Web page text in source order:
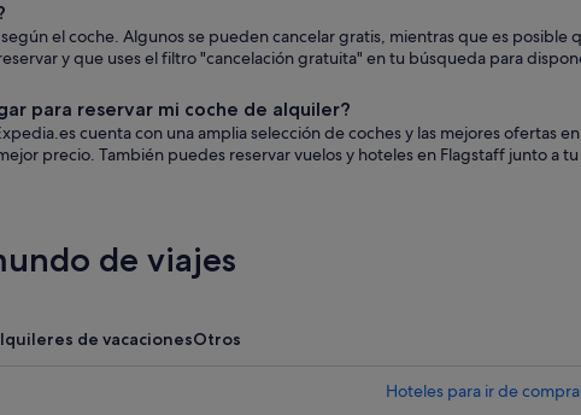
el coche. Algunos se pueden cancelar gratis, mientras que es
y que uses el filtro "cancelación gratuita" en tu búsqueda para
para reservar mi coche de alquiler?
cuenta con una amplia selección de coches y las mejores ofertas
precio. También puedes reservar vuelos y hoteles en Flagstaff junto a
de viajes
de vacacionesOtros
Hoteles para ir de